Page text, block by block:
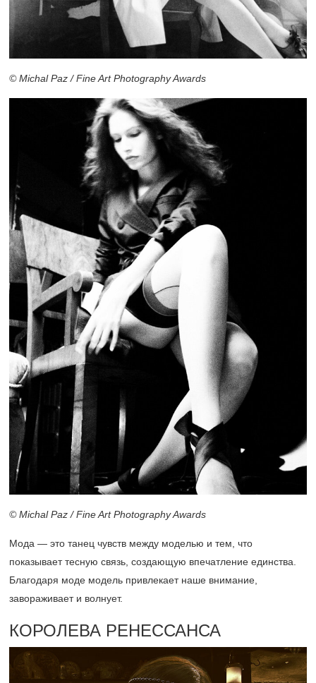
© Michal Paz / Fine Art Photography Awards
© Michal Paz / Fine Art Photography Awards
Мода — это танец чувств между моделью и тем, что
показывает тесную связь, создающую впечатление единства.
Благодаря моде модель привлекает наше внимание,
завораживает и волнует.
КОРОЛЕВА РЕНЕССАНСА